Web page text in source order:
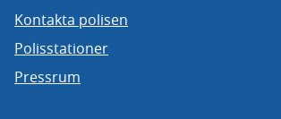
Kontakta polisen
Polisstationer
Pressrum